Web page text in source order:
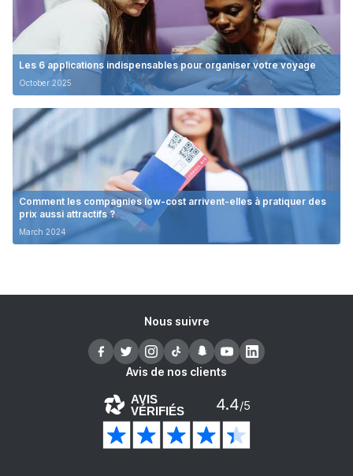
Les 6 applications indispensables pour organiser votre voyage
October 2025
Comment les compagnies low-cost arrivent-elles à pratiquer des
prix aussi attractifs ?
March 2024
Nous suivre
Avis de nos clients
AVIS
VÉRIFIÉS 4.4/5